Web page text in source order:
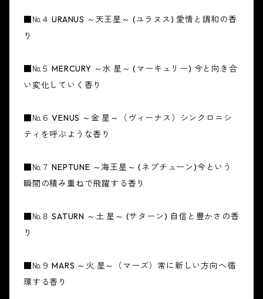
■№４ URANUS ～天王星～ (ユラヌス) 愛情と調和の香
り
■№５ MERCURY ～水 星～ (マーキュリー) 今と向き合
い変化していく香り
■№６ VENUS ～金 星～（ヴィーナス）シンクロニシ
ティを呼ぶような香り
■№７ NEPTUNE ～海王星～ (ネプチューン)今という
瞬間の積み重ねで飛躍する香り
■№８ SATURN ～土 星～ (サターン) 自信と豊かさの香
り
■№９ MARS ～火 星～（マーズ）常に新しい方向へ循
環する香り